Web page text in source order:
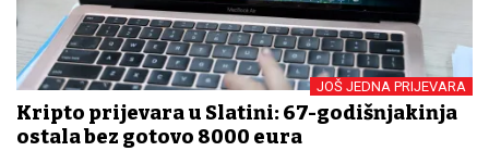
JOŠ JEDNA PRIJEVARA
Kripto prijevara u Slatini: 67-godišnjakinja
ostala bez gotovo 8000 eura